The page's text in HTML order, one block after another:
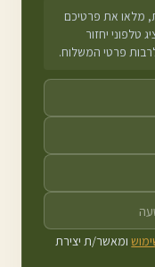
מלאו את פרטיכם
טלפוני יחזור
פרטי המשלוח.
ומאשר/ת יצירת